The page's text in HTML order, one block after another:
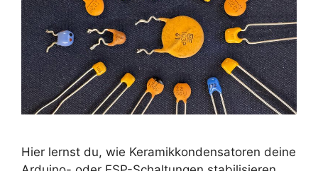
Hier lernst du, wie Keramikkondensatoren deine